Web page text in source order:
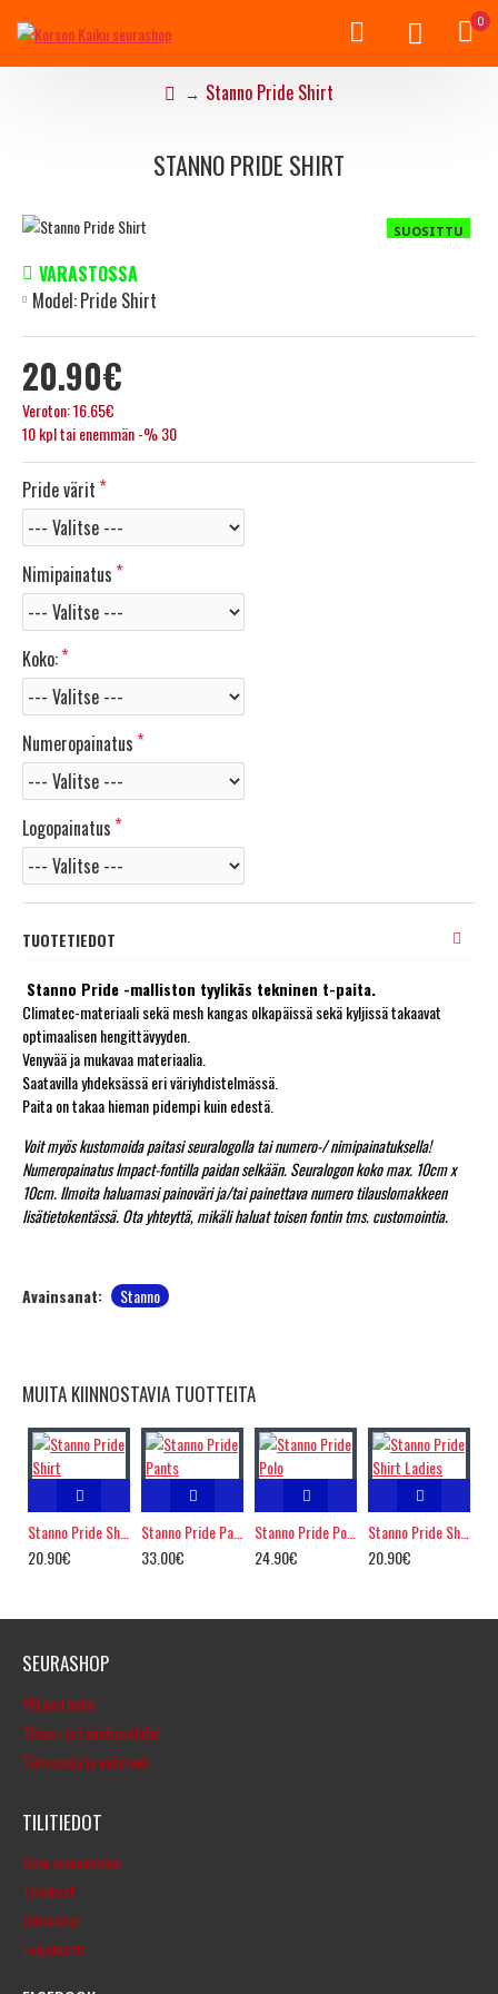
0
Stanno Pride Shirt
STANNO PRIDE SHIRT
SUOSITTU
20.90€
Veroton: 16.65€
10 kpl tai enemmän -% 30
VARASTOSSA
Model:Pride Shirt
Pride värit
Nimipainatus
Koko:
Numeropainatus
Logopainatus
TUOTETIEDOT
Stanno Pride -malliston tyylikäs tekninen t-paita.
Climatec-materiaali sekä mesh kangas olkapäissä sekä kyljissä takaavat
optimaalisen hengittävyyden.
Venyvää ja mukavaa materiaalia.
Saatavilla yhdeksässä eri väriyhdistelmässä.
Paita on takaa hieman pidempi kuin edestä.
Voit myös kustomoida paitasi seuralogolla tai numero-/ nimipainatuksella!
Numeropainatus Impact-fontilla paidan selkään. Seuralogon koko max. 10cm x
10cm. Ilmoita haluamasi painoväri ja/tai painettava numero tilauslomakkeen
lisätietokentässä. Ota yhteyttä, mikäli haluat toisen fontin tms. customointia.
Avainsanat: Stanno
MUITA KIINNOSTAVIA TUOTTEITA
20.90€
Stanno Pride Pants
33.00€
Stanno Pride Polo
24.90€
Stanno Pride Shirt Ladies
20.90€
SEURASHOP
Yhteystiedot
Tilaus- ja toimitusehdot
Tietosuoja ja evästeet
TILITIEDOT
Oma asiakastilini
Tilaukset
Uutiskirje
Lahjakortit